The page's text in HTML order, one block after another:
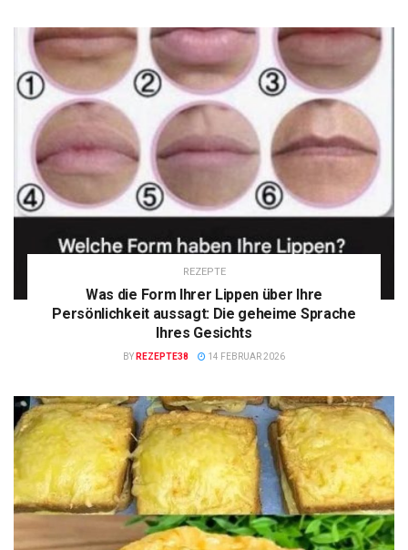
REZEPTE
Was die Form Ihrer Lippen über Ihre
Persönlichkeit aussagt: Die geheime Sprache
Ihres Gesichts
BY REZEPTE38 14 FEBRUAR 2026